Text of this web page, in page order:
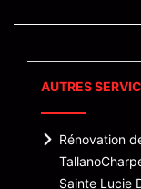
AUTRES
Rénovation
Tallano
Sainte Lucie